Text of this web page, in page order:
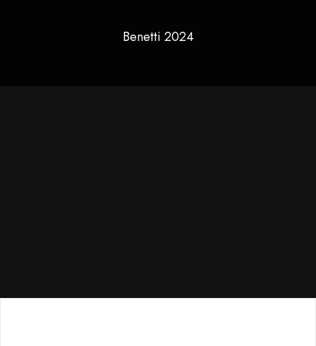
Benetti 2024